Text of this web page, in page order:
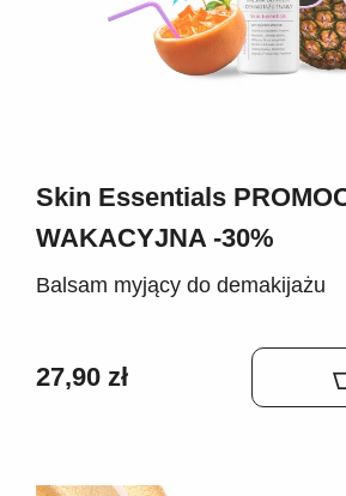
Skin Essentials
WAKACYJNA -30%
Balsam myjący do demakijażu
27,90 zł